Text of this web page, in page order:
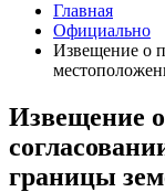
Главная
Официально
Извещение о
Извещение
границы